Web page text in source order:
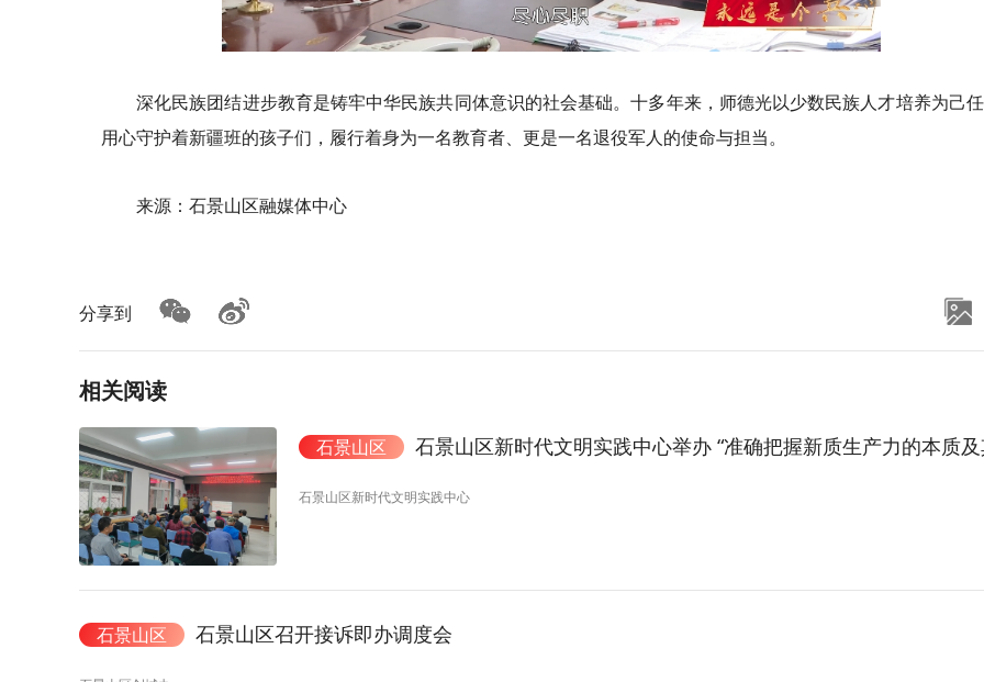
深化民族团结进步教育是铸牢中华民族共同体意识的社会基础。十多年来，师德光以少数民族人才培养为己
用心守护着新疆班的孩子们，履行着身为一名教育者、更是一名退役军人的使命与担当。
来源：石景山区融媒体中心
分享到
相关阅读
石景山区 石景山区新时代文明实践中心举办 “准确把握新质生产力的本质及其内涵”主题
石景山区新时代文明实践中心
石景山区 石景山区召开接诉即办调度会